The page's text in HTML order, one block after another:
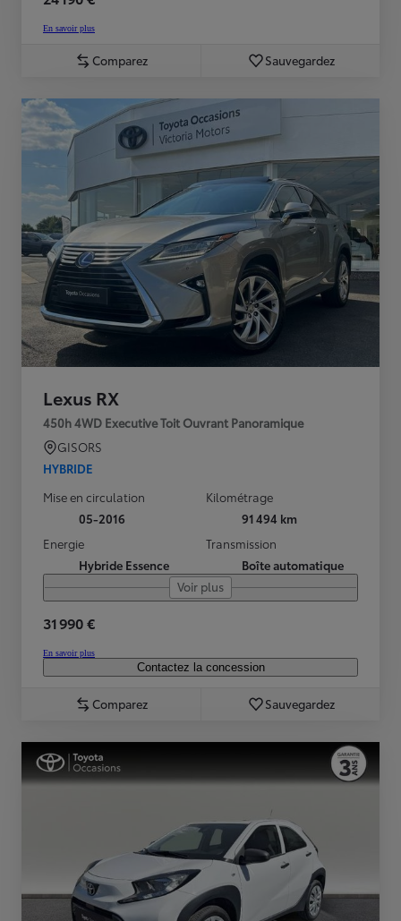
En savoir plus
Comparez Sauvegardez
Lexus RX
450h 4WD Executive Toit Ouvrant Panoramique
GISORS
HYBRIDE
Mise en circulation
05-2016
Kilométrage
91 494 km
Energie
Hybride Essence
Transmission
Boîte automatique
Voir plus
31 990 €
En savoir plus
Contactez la concession
Comparez Sauvegardez